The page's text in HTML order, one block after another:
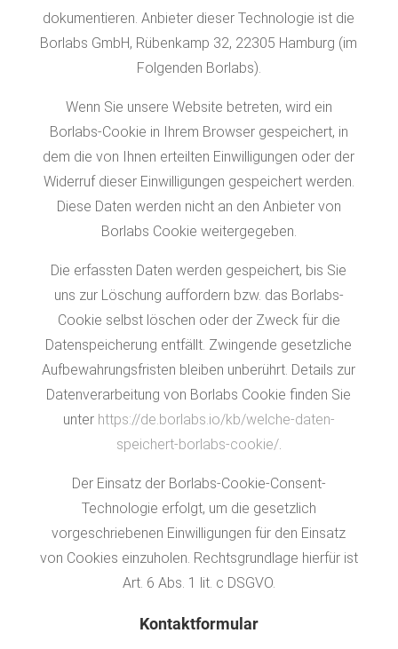
dokumentieren. Anbieter dieser Technologie ist die
Borlabs GmbH, Rübenkamp 32, 22305 Hamburg (im
Folgenden Borlabs).
Wenn Sie unsere Website betreten, wird ein
Borlabs-Cookie in Ihrem Browser gespeichert, in
dem die von Ihnen erteilten Einwilligungen oder der
Widerruf dieser Einwilligungen gespeichert werden.
Diese Daten werden nicht an den Anbieter von
Borlabs Cookie weitergegeben.
Die erfassten Daten werden gespeichert, bis Sie
uns zur Löschung auffordern bzw. das Borlabs-
Cookie selbst löschen oder der Zweck für die
Datenspeicherung entfällt. Zwingende gesetzliche
Aufbewahrungsfristen bleiben unberührt. Details zur
Datenverarbeitung von Borlabs Cookie finden Sie
unter https://de.borlabs.io/kb/welche-daten-
speichert-borlabs-cookie/.
Der Einsatz der Borlabs-Cookie-Consent-
Technologie erfolgt, um die gesetzlich
vorgeschriebenen Einwilligungen für den Einsatz
von Cookies einzuholen. Rechtsgrundlage hierfür ist
Art. 6 Abs. 1 lit. c DSGVO.
Kontaktformular